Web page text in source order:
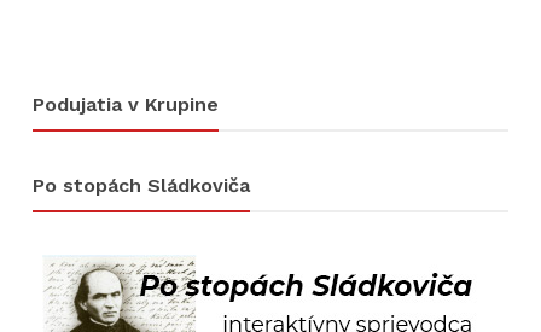
Podujatia v Krupine
Po stopách Sládkoviča